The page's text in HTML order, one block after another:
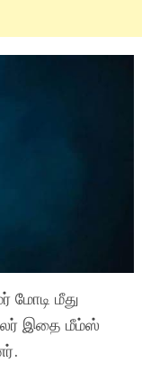
மோடி மீது
இதை மீம்ஸ்